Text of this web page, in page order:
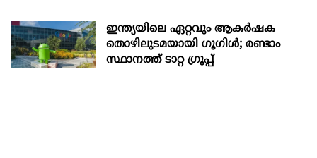
ഇന്ത്യയിലെ ഏറ്റവും ആകര്‍ഷക
തൊഴിലുടമയായി ഗൂഗിള്‍; രണ്ടാം
സ്ഥാനത്ത് ടാറ്റ ഗ്രൂപ്പ്